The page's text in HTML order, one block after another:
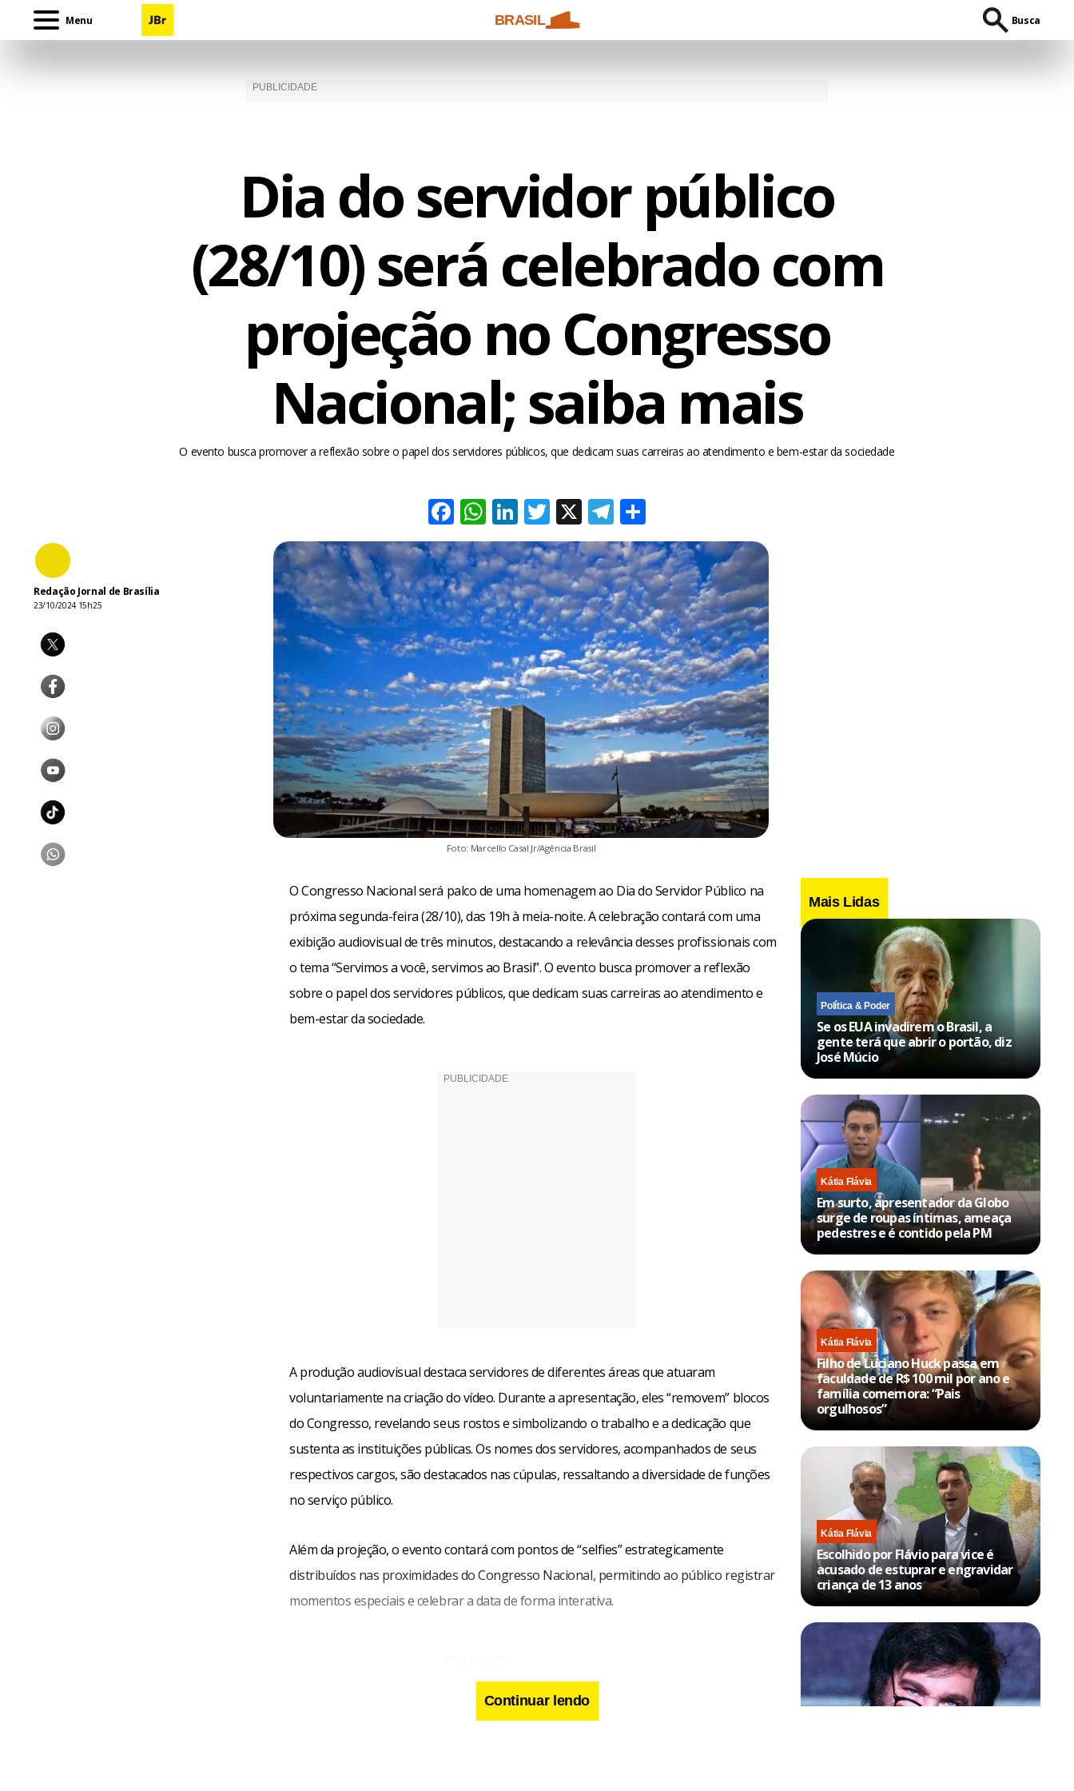
Menu BRASIL Busca
Dia do servidor público
(28/10) será celebrado com
projeção no Congresso
Nacional; saiba mais
O evento busca promover a reflexão sobre o papel dos servidores públicos, que dedicam suas carreiras ao atendimento e bem-estar da sociedade
Facebook
WhatsApp
LinkedIn
Twitter
X Telegram
Redação Jornal de Brasília
23/10/2024 15h25
Foto: Marcello Casal Jr/Agência Brasil
O Congresso Nacional será palco de uma homenagem ao Dia do Servidor Público na
próxima segunda-feira (28/10), das 19h à meia-noite. A celebração contará com uma
exibição audiovisual de três minutos, destacando a relevância desses profissionais com
o tema “Servimos a você, servimos ao Brasil”. O evento busca promover a reflexão
sobre o papel dos servidores públicos, que dedicam suas carreiras ao atendimento e
bem-estar da sociedade.
A produção audiovisual destaca servidores de diferentes áreas que atuaram
voluntariamente na criação do vídeo. Durante a apresentação, eles “removem” blocos
do Congresso, revelando seus rostos e simbolizando o trabalho e a dedicação que
sustenta as instituições públicas. Os nomes dos servidores, acompanhados de seus
respectivos cargos, são destacados nas cúpulas, ressaltando a diversidade de funções
no serviço público.
Além da projeção, o evento contará com pontos de “selfies” estrategicamente
distribuídos nas proximidades do Congresso Nacional, permitindo ao público registrar
momentos especiais e celebrar a data de forma interativa.
Continuar lendo
Mais Lidas
Política & Poder
Se os EUA invadirem o Brasil, a
gente terá que abrir o portão, diz
José Múcio
Kátia Flávia
Em surto, apresentador da Globo
surge de roupas íntimas, ameaça
pedestres e é contido pela PM
Kátia Flávia
Filho de Luciano Huck passa em
faculdade de R$ 100 mil por ano e
família comemora: “Pais
orgulhosos”
Kátia Flávia
Escolhido por Flávio para vice é
acusado de estuprar e engravidar
criança de 13 anos